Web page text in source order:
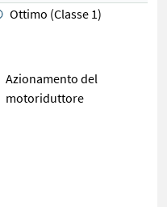
Ottimo (Classe 1)
Azionamento del
motoriduttore